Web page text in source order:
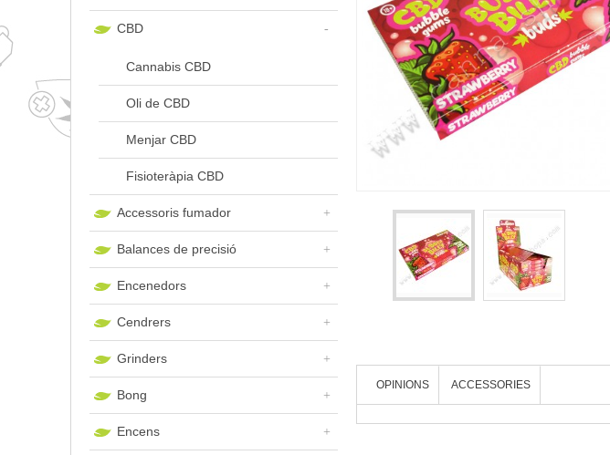
CBD
Cannabis CBD
Oli de CBD
Menjar CBD
Fisioteràpia CBD
Accessoris fumador
Balances de precisió
Encenedors
Cendrers
Grinders
Bong
Encens
OPINIONS ACCESSORIES